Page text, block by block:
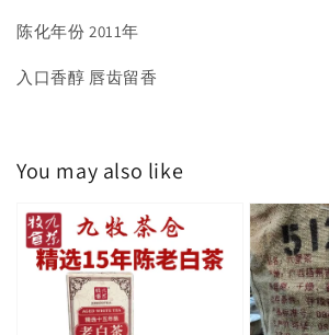
陈化年份 2011年
入口香醇 唇齿留香
You may also like